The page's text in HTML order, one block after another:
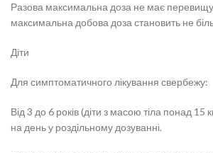
Разова максимальна доза не має
максимальна добова доза становить не
Діти
Для симптоматичного лікування свербежу:
Від 3 до 6 років (діти з масою тіла понад 15
на день у роздільному дозуванні.